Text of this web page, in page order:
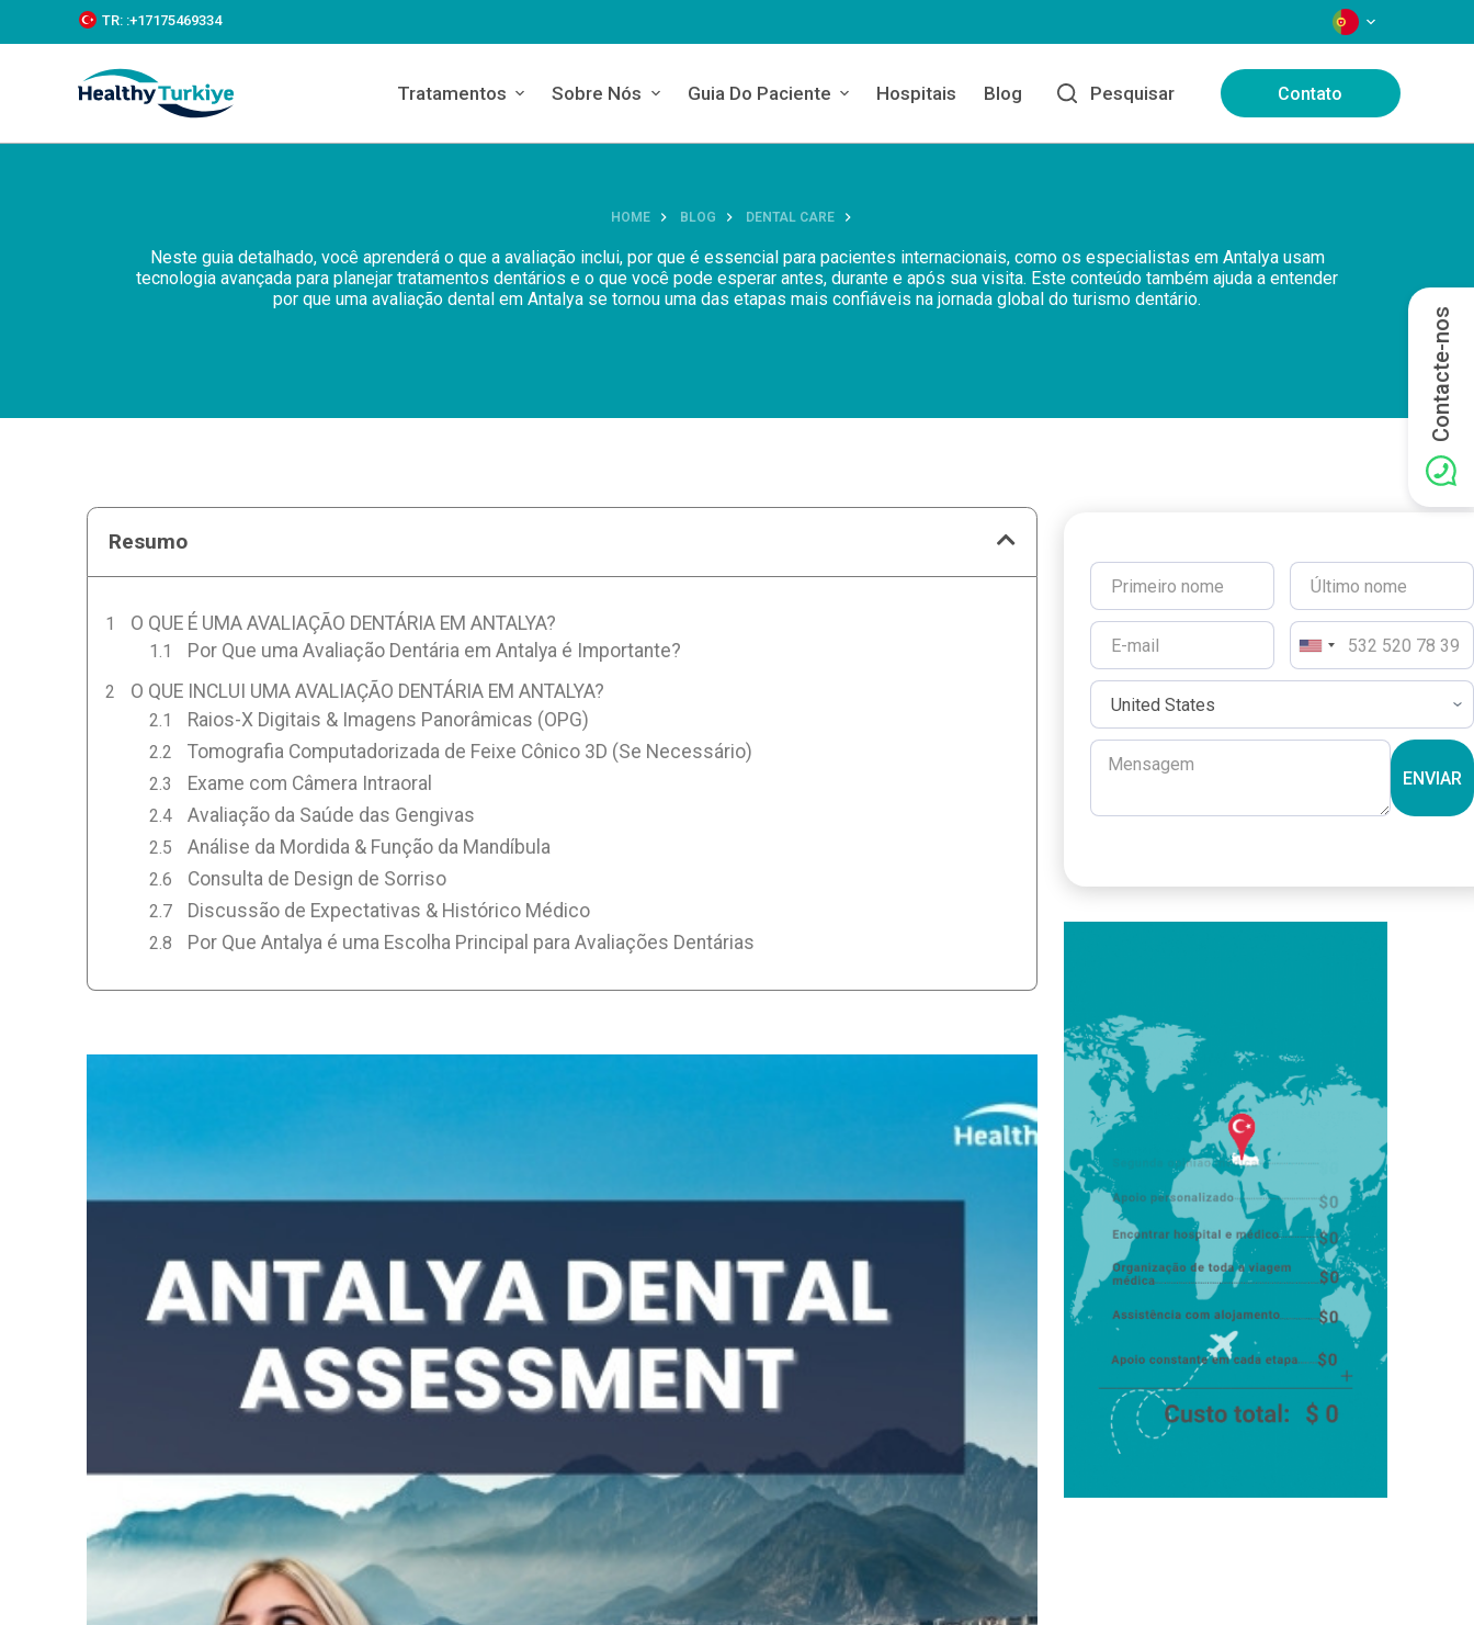
k
c
TR: :+‪17175469334‬ IDIOMAS
Tratamentos Sobre Nós Guia Do Paciente Hospitais Blog Pesquisar Contato
HOME BLOG DENTAL CARE
Neste guia detalhado, você aprenderá o que a avaliação inclui, por que é essencial para pacientes internacionais, como os especialistas em Antalya usam
tecnologia avançada para planejar tratamentos dentários e o que você pode esperar antes, durante e após sua visita. Este conteúdo também ajuda a entender
por que uma avaliação dental em Antalya se tornou uma das etapas mais confiáveis na jornada global do turismo dentário.
Resumo
O QUE É UMA AVALIAÇÃO DENTÁRIA EM ANTALYA?
Por Que uma Avaliação Dentária em Antalya é Importante?
O QUE INCLUI UMA AVALIAÇÃO DENTÁRIA EM ANTALYA?
Raios-X Digitais & Imagens Panorâmicas (OPG)
Tomografia Computadorizada de Feixe Cônico 3D (Se Necessário)
Exame com Câmera Intraoral
Avaliação da Saúde das Gengivas
Análise da Mordida & Função da Mandíbula
Consulta de Design de Sorriso
Discussão de Expectativas & Histórico Médico
Por Que Antalya é uma Escolha Principal para Avaliações Dentárias
ENVIAR
Contacte-nos